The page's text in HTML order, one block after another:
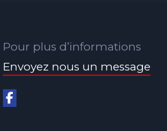
Pour plus d’informations
Envoyez nous un message